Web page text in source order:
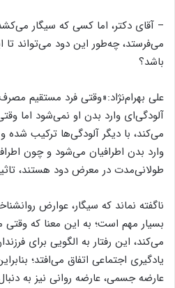
– آقای دکتر، اما کسی که سیگار
می‌فرستد، چه‌طور این دود می‌تواند تا
باشد؟
علی بهرام‌نژاد:«وقتی فرد مستقیم
آلودگی‌ای وارد بدن او نمی‌شود اما
می‌کند، با دیگر آلودگی‌ها ترکیب
وارد بدن اطرافیان می‌شود و چون
طولانی‌مدت در معرض دود هستند،
ناگفته نماند که سیگار، عوارض
بسیار مهم است؛ به این معنا که وقتی
می‌کند، این رفتار به الگویی برای
یادگیری اجتماعی اتفاق می‌افتد؛
عارضه جسمی، عارضه روانی نیز به